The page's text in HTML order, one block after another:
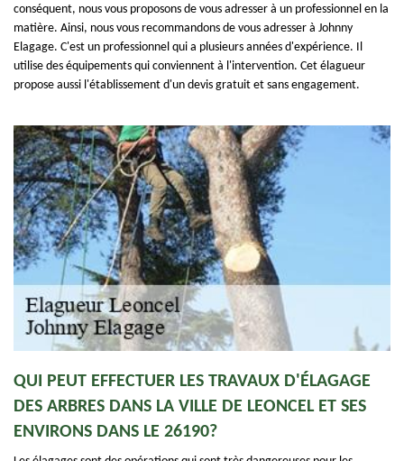
conséquent, nous vous proposons de vous adresser à un professionnel en la
matière. Ainsi, nous vous recommandons de vous adresser à Johnny
Elagage. C'est un professionnel qui a plusieurs années d'expérience. Il
utilise des équipements qui conviennent à l'intervention. Cet élagueur
propose aussi l'établissement d'un devis gratuit et sans engagement.
QUI PEUT EFFECTUER LES TRAVAUX D'ÉLAGAGE
DES ARBRES DANS LA VILLE DE LEONCEL ET SES
ENVIRONS DANS LE 26190?